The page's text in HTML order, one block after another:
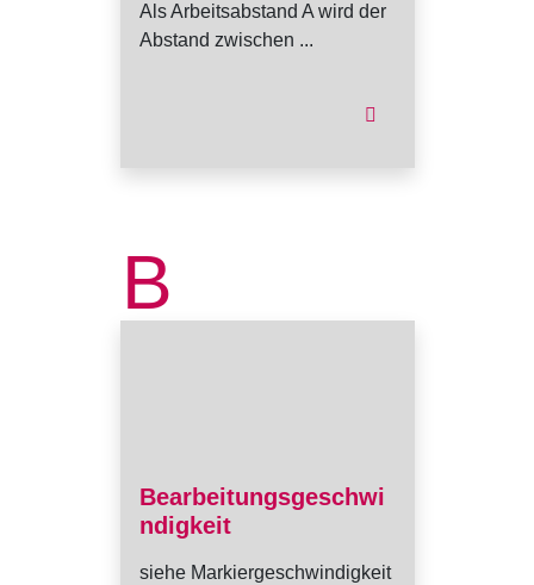
Als Arbeitsabstand A wird der
Abstand zwischen ...
B
Bearbeitungsgeschwi
ndigkeit
siehe Markiergeschwindigkeit